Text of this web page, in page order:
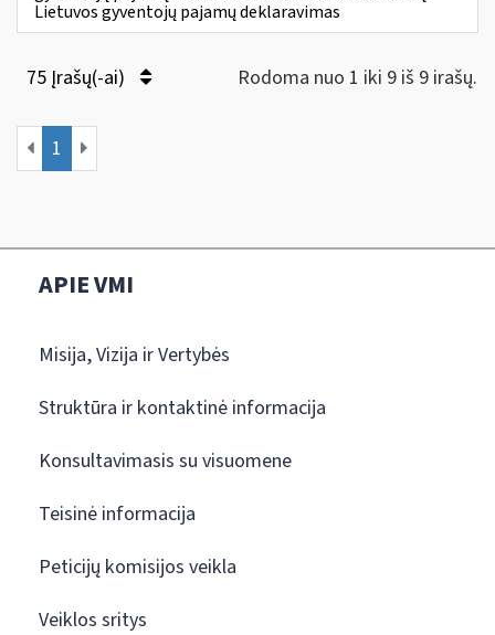
Lietuvos gyventojų pajamų deklaravimas
75 Įrašų(-ai) Rodoma nuo 1 iki 9 iš 9 irašų.
1
APIE VMI
Misija, Vizija ir Vertybės
Struktūra ir kontaktinė informacija
Konsultavimasis su visuomene
Teisinė informacija
Peticijų komisijos veikla
Veiklos sritys